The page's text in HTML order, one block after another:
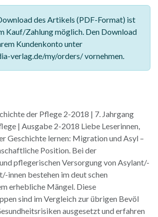
des Artikels (PDF-Format) ist
Kauf/Zahlung möglich. Den Download
Kundenkonto unter
verlag.de/my/orders/ vornehmen.
der Pflege 2-2018 | 7. Jahrgang
| Ausgabe 2-2018 Liebe Leserinnen,
Geschichte lernen: Migration und Asyl –
Position. Bei der
pflegerischen Versorgung von Asylant/-
innen bestehen im deut schen
erhebliche Mängel. Diese
sind im Vergleich zur übrigen Bevöl
ausgesetzt und erfahren